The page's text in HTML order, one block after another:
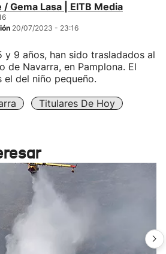
Gema Lasa | EITB Media
20/07/2023 - 23:16
y 9 años, han sido trasladados al
de Navarra, en Pamplona. El
el del niño pequeño.
Titulares De Hoy